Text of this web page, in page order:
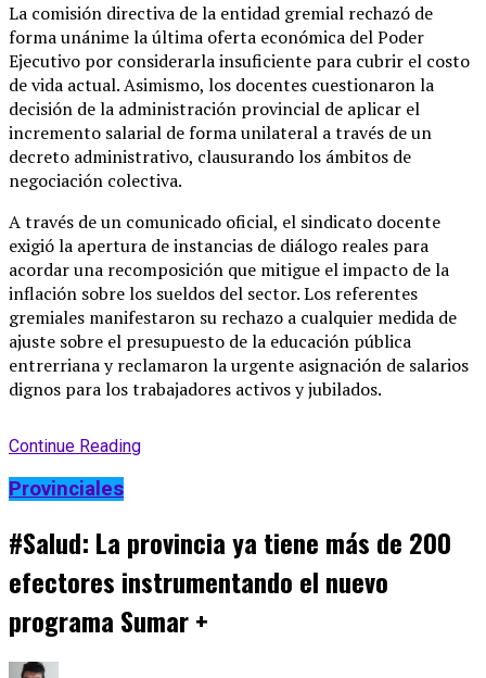
La comisión directiva de la entidad gremial rechazó de
forma unánime la última oferta económica del Poder
Ejecutivo por considerarla insuficiente para cubrir el costo
de vida actual. Asimismo, los docentes cuestionaron la
decisión de la administración provincial de aplicar el
incremento salarial de forma unilateral a través de un
decreto administrativo, clausurando los ámbitos de
negociación colectiva.
A través de un comunicado oficial, el sindicato docente
exigió la apertura de instancias de diálogo reales para
acordar una recomposición que mitigue el impacto de la
inflación sobre los sueldos del sector. Los referentes
gremiales manifestaron su rechazo a cualquier medida de
ajuste sobre el presupuesto de la educación pública
entrerriana y reclamaron la urgente asignación de salarios
dignos para los trabajadores activos y jubilados.
Continue Reading
Provinciales
#Salud: La provincia ya tiene más de 200
efectores instrumentando el nuevo
programa Sumar +